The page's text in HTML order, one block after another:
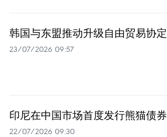
韩国与东盟推动升级自由贸易协定
23/07/2026 09:57
印尼在中国市场首度发行熊猫债券
22/07/2026 09:30